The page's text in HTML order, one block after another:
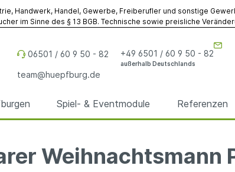
Handwerk, Handel, Gewerbe, Freiberufler und sonstige
im Sinne des § 13 BGB. Technische sowie preisliche
06501 / 60 9 50 - 82 +49 6501 / 60 9 50 - 82
außerhalb Deutschlands
team@huepfburg.de
Spiel- & Eventmodule Referenzen
Weihnachtsmann